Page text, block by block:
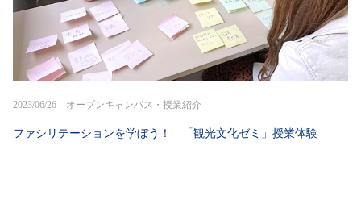
2023/06/26 オープンキャンパス・授業紹介
ファシリテーションを学ぼう！ 「観光文化ゼミ」授業体験